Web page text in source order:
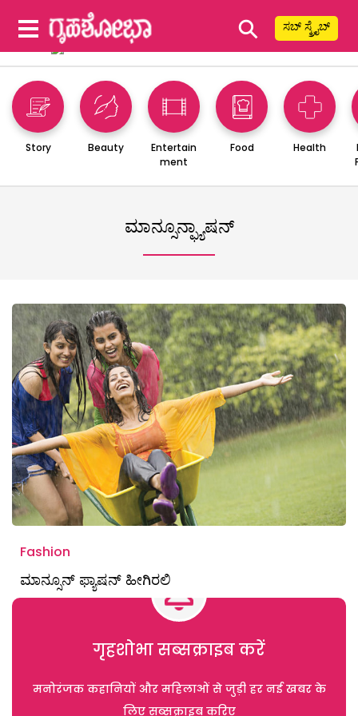
⚲ ಸಬ್ ಸ್ಕ್ರೈಬ್
Story Beauty
Entertain
ment
Food Health
ಮಾನ್ಸೂನ್ಫ್ಯಾಷನ್
Fashion
ಮಾನ್ಸೂನ್ ಫ್ಯಾಷನ್ ಹೀಗಿರಲಿ
गृहशोभा सब्सक्राइब करें
मनोरंजक कहानियों और महिलाओं से जुड़ी हर नई खबर के
लिए सब्सक्राइब करिए